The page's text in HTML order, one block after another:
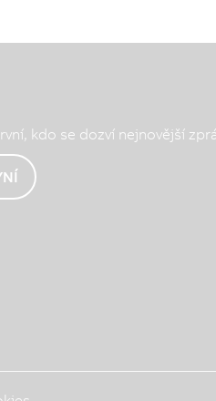
kdo se dozví nejnovější